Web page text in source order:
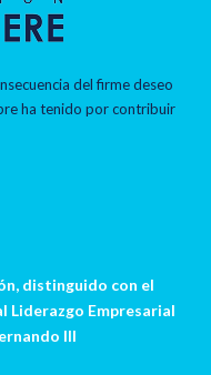
del firme deseo
ha tenido por contribuir
distinguido con el
Liderazgo Empresarial
III